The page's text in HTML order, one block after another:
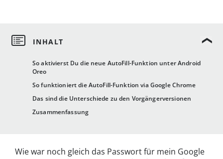
So aktivierst Du die neue AutoFill-Funktion unter Android
Oreo
So funktioniert die AutoFill-Funktion via Google Chrome
Das sind die Unterschiede zu den Vorgängerversionen
Zusammenfassung
Wie war noch gleich das Passwort für mein Google